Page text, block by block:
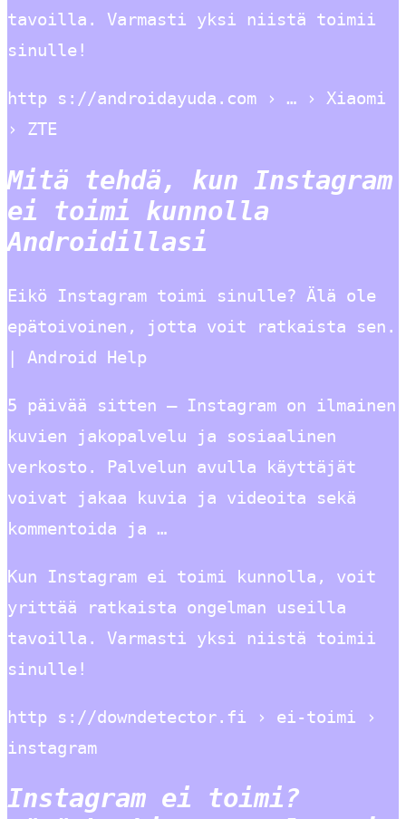
tavoilla. Varmasti yksi niistä toimii
sinulle!
http s://androidayuda.com › … › Xiaomi
› ZTE
Mitä tehdä, kun Instagram
ei toimi kunnolla
Androidillasi
Eikö Instagram toimi sinulle? Älä ole
epätoivoinen, jotta voit ratkaista sen.
| Android Help
5 päivää sitten — Instagram on ilmainen
kuvien jakopalvelu ja sosiaalinen
verkosto. Palvelun avulla käyttäjät
voivat jakaa kuvia ja videoita sekä
kommentoida ja …
Kun Instagram ei toimi kunnolla, voit
yrittää ratkaista ongelman useilla
tavoilla. Varmasti yksi niistä toimii
sinulle!
http s://downdetector.fi › ei-toimi ›
instagram
Instagram ei toimi?